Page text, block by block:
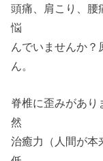
頭痛、肩こり、腰
悩
んでいませんか
ん。
脊椎に歪みがあり
然
治癒力（人間が本